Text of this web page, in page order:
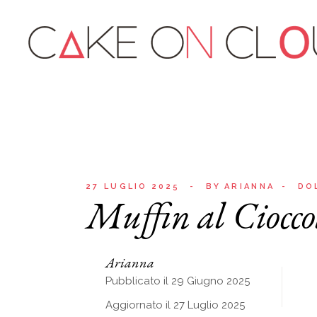
27 LUGLIO 2025 BY ARIANNA
Muffin al
Arianna
Pubblicato il 29 Giugno 2025
Aggiornato il 27 Luglio 2025